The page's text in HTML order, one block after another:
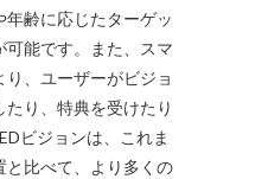
齢に応じたターゲッ
可能です。また、スマ
、ユーザーがビジョ
り、特典を受けたり
ビジョンは、これま
と比べて、より多くの